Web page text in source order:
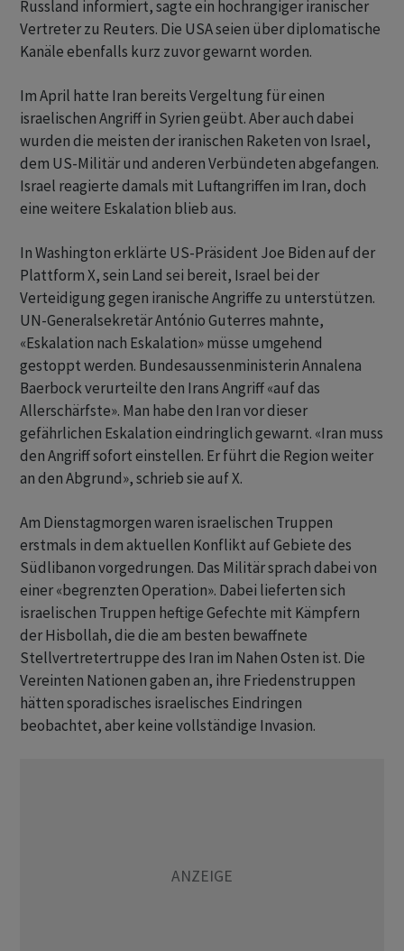
Russland informiert, sagte ein hochrangiger iranischer
Vertreter zu Reuters. Die USA seien über diplomatische
Kanäle ebenfalls kurz zuvor gewarnt worden.
Im April hatte Iran bereits Vergeltung für einen
israelischen Angriff in Syrien geübt. Aber auch dabei
wurden die meisten der iranischen Raketen von Israel,
dem US-Militär und anderen Verbündeten abgefangen.
Israel reagierte damals mit Luftangriffen im Iran, doch
eine weitere Eskalation blieb aus.
In Washington erklärte US-Präsident Joe Biden auf der
Plattform X, sein Land sei bereit, Israel bei der
Verteidigung gegen iranische Angriffe zu unterstützen.
UN-Generalsekretär António Guterres mahnte,
«Eskalation nach Eskalation» müsse umgehend
gestoppt werden. Bundesaussenministerin Annalena
Baerbock verurteilte den Irans Angriff «auf das
Allerschärfste». Man habe den Iran vor dieser
gefährlichen Eskalation eindringlich gewarnt. «Iran muss
den Angriff sofort einstellen. Er führt die Region weiter
an den Abgrund», schrieb sie auf X.
Am Dienstagmorgen waren israelischen Truppen
erstmals in dem aktuellen Konflikt auf Gebiete des
Südlibanon vorgedrungen. Das Militär sprach dabei von
einer «begrenzten Operation». Dabei lieferten sich
israelischen Truppen heftige Gefechte mit Kämpfern
der Hisbollah, die die am besten bewaffnete
Stellvertretertruppe des Iran im Nahen Osten ist. Die
Vereinten Nationen gaben an, ihre Friedenstruppen
hätten sporadisches israelisches Eindringen
beobachtet, aber keine vollständige Invasion.